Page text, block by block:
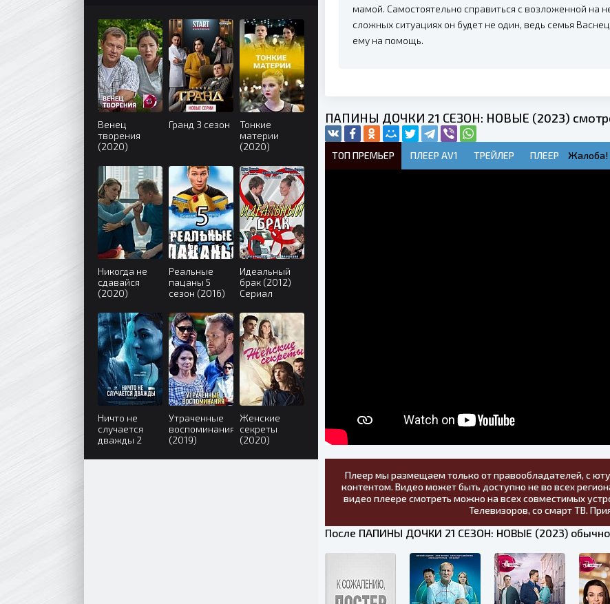
мамой. Самостоятельно справиться с возложенной на
сложных ситуациях он будет не один, ведь семья
ему на помощь.
ПАПИНЫ ДОЧКИ 21 СЕЗОН: НОВЫЕ (2023)
ТОП ПРЕМЬЕР ПЛЕЕР AV1 ТРЕЙЛЕР ПЛЕЕР Жалоба!
Плеер мы размещаем только от правообладателей, с
контентом. Видео может быть доступно не во всех
видео плеере смотреть можно на всех совместимых
Телевизоров, со смарт ТВ.
После ПАПИНЫ ДОЧКИ 21 СЕЗОН: НОВЫЕ (2023) обычно
Венец
творения
(2020)
Гранд 3 сезон
Тонкие
материи
(2020)
Никогда не
сдавайся
(2020)
Реальные
пацаны 5
сезон (2016)
Идеальный
брак (2012)
Сериал
Ничто не
случается
дважды 2
Утраченные
воспоминания
(2019)
Женские
секреты
(2020)